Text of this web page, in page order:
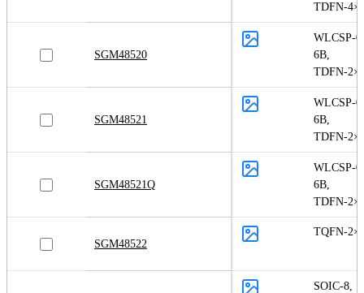
TDFN-
SGM48520
WLCSP-
6B,
TDFN-
SGM48521
WLCSP-
6B,
TDFN-
SGM48521Q
WLCSP-
6B,
TDFN-
SGM48522
TQFN-
SOIC-8,